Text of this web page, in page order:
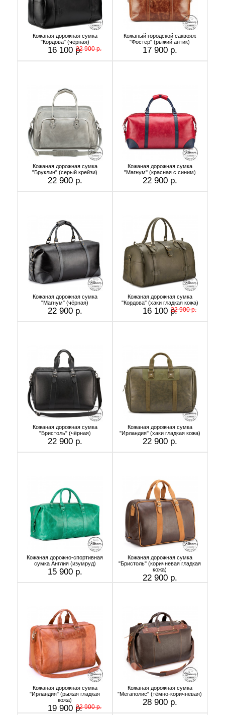
Кожаная дорожная сумка
"Кордова" (чёрная)
16 100 р.22 900 р.
Кожаный городской саквояж
"Фостер" (рыжий антик)
17 900 р.
Кожаная дорожная сумка
"Бруклин" (серый крейзи)
22 900 р.
Кожаная дорожная сумка
"Магнум" (красная с синим)
22 900 р.
Кожаная дорожная сумка
"Магнум" (чёрная)
22 900 р.
Кожаная дорожная сумка
"Кордова" (хаки гладкая кожа)
16 100 р.22 900 р.
Кожаная дорожная сумка
"Бристоль" (чёрная)
22 900 р.
Кожаная дорожная сумка
"Ирландия" (хаки гладкая кожа)
22 900 р.
Кожаная дорожно-спортивная
сумка Англия (изумруд)
15 900 р.
Кожаная дорожная сумка
"Бристоль" (коричневая гладкая
кожа)
22 900 р.
Кожаная дорожная сумка
"Ирландия" (рыжая гладкая
кожа)
19 900 р.22 900 р.
Кожаная дорожная сумка
"Мегаполис" (тёмно-коричневая)
28 900 р.